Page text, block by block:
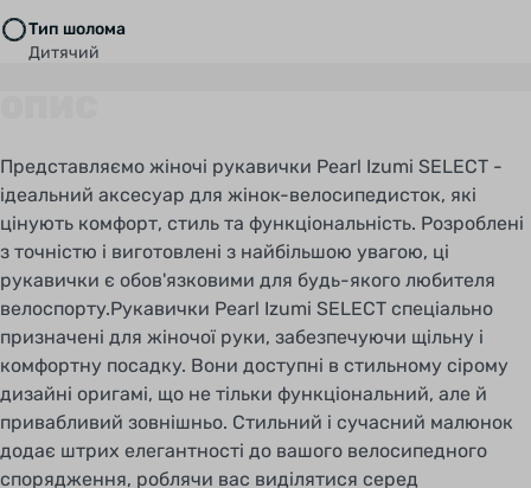
Тип шолома
Дитячий
Представляємо жіночі рукавички Pearl Izumi SELECT -
ідеальний аксесуар для жінок-велосипедисток, які
цінують комфорт, стиль та функціональність. Розроблені
з точністю і виготовлені з найбільшою увагою, ці
рукавички є обов'язковими для будь-якого любителя
велоспорту.Рукавички Pearl Izumi SELECT спеціально
призначені для жіночої руки, забезпечуючи щільну і
комфортну посадку. Вони доступні в стильному сірому
дизайні оригамі, що не тільки функціональний, але й
привабливий зовнішньо. Стильний і сучасний малюнок
додає штрих елегантності до вашого велосипедного
спорядження, роблячи вас виділятися серед